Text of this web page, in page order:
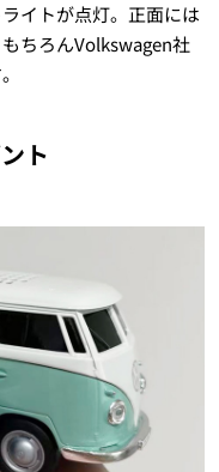
イトが点灯。正面には
ちろんVolkswagen社
ト